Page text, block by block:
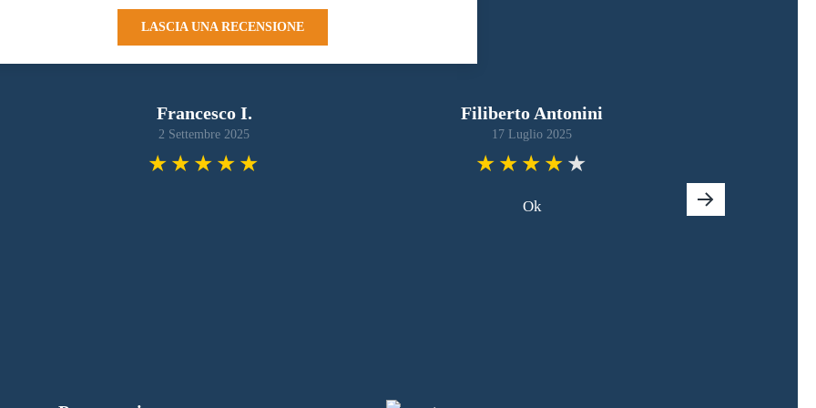
LASCIA UNA RECENSIONE
Francesco I.
2 Settembre 2025
Filiberto Antonini
17 Luglio 2025
Ok